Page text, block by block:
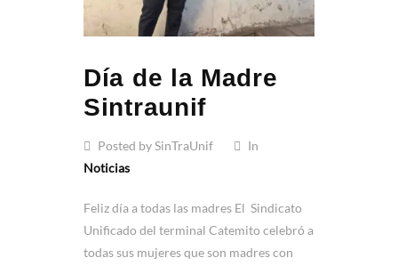
Día de la Madre
Sintraunif
Posted by SinTraUnif
In
Noticias
Feliz día a todas las madres El Sindicato
Unificado del terminal Catemito celebró a
todas sus mujeres que son madres con